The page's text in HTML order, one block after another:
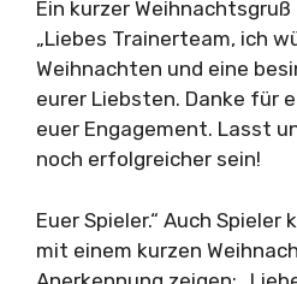
Ein kurzer
„Liebes Trainerteam, ich
Weihnachten und eine
eurer Liebsten. Danke für
euer Engagement. Lasst
noch erfolgreicher sein!
Euer Spieler.“ Auch Spieler
mit einem kurzen